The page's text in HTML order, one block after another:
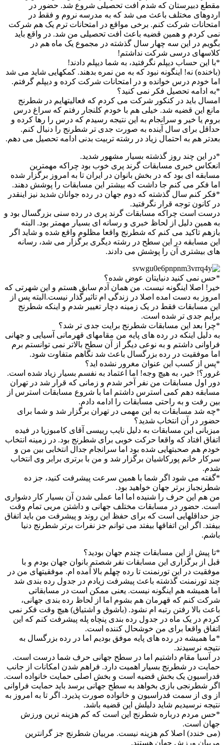
مقطع دبیرستان که شدم افت تحصیلی شروع شد. حضور در
اردوهای مختلف باعث می شد که به مدرسه نروم و فقط در
امتحانات شرکت کنم. برخی مواقع در امتحانات ترم یک هم شرکت
نمی کردم و همین قضیه باعث افت تحصیلی من شد. در واقع باید
بگویم در این سه چهار سال گذشته در مجموع یک ماه هم در
کلاسهای درسی شرکت نداشتم!
*با این حساب دیپلم نگرفتید، به شما دیپلم دادند!
(باخنده) نه! اینگونه نبود که به من نمره بدهند. کمکهایی شاید می شد
اما خودم درس خوانده و در امتحانات شرکت کرده و دیپلم گرفتم.
*به ادامه تحصیل فکر نمی کنید؟
امسال باید در کنکور شرکت می کردم که فعالیتهایم در شطرنج
مانع این قضیه شد. خیلی هم با خودم کلنجار رفتم که سراغ درس
بروم یا خیر و سرانجام به این نتیجه رسیدم که درس را رها کرده و
حداقل برای سال آینده به صورت جدی تر شطرنج را دنبال کنم.
بعدتر هم به احتمال زیاد در رشته تربیت بدنی ادامه تحصیل می دهم.
*در این چند روز گذشته بسیار مشهور شدید.
انعکاس خبری مسابقات گرند پری خوب بود چراکه مهمترین
مسابقه ای بود که در بخش بانوان در ایران تا به امروز برگزار شده
اما فکر می کنم جا داشت که بیشتر این مسابقات را پوشش دهند.
*فکر کنم سال گذشته که دوم جهان در رده جوانان شدید نیز اینقدر
در کانون توجه قرار نگرفتید.
درست است چراکه مسابقات گرند پری در رده سنی بزرگسال بود و
به همین دلیل از لحاظ خبری و رسانه ای بسیار مهمتر بود. البته
بازهم تاکید می کنم که شطرنج واقعا مظلوم واقع شده و شاید اگر
این مسابقه در این سطح در رشته دیگری برگزار می شد، رسانه
های بیشتری آن را پوشش می دادند.
*حس نمی کنید دنیایتان عوض شده؟
خیر! اصلا اینگونه نیست. من همان آدم سابق هستم و این شهرتی که
امروز به دست امده اصلا در زندگی ام تاثیرگذار نیست.البته پس از
این مسابقات فقط در یک زمینه دچار تغییر شدم و اینکه شطرنج
برایم جدی تر شده است.
*چرا بعد این مسابقات شطرنج برایت جدی تر شد؟
به دلیل اینکه در رده های پایه من مقامهای قهرمانی آسیایی و جهانی
فراوانی داشتم و به نوعی دیگر از آن سطح بالاتر نمی توانستم برم
اما موفقیت در رده بزرگسال باعث شد نگاهم متفاوت شود.
*پس از کسب این عنوان مغرور نشده اید؟
غرور؟! خیر، به هیچ وجه! اما اعتماد به نفسم بسیار زیاد شده است.
دور اول مسابقات من نفر آخر شدم و زمانی که قرار شد در تهران
مسابقه دهم کمی استرس داشتم اما با شروع مسابقات استرس از
بین رفت و به راحتی مسابقات را ادامه دادم.
*چه شد مسابقات به این مهمی در تهران برگزار شد و شما برای
حضور در آن انتخاب شدید؟
میزبانی این مسابقات به دلیل نایب رییسی آقای کامبوزیا در فیده
اتفاق افتاد که واقعا حرکت خوبی برای شطرنج بود. در زمینه انتخاب
خودم هم صحبتهایی شده بود اما سرانجام جدال انتخابی بین من و
سرکار خانم پورکاشیان برگزار شد و من با برتری برابر وی انتخاب
شدم.
*گفته می شود اگر شما با همین سرعت پیشرفت کنید، جز ده
شطرنجباز برتر جهان خواهید بود.
من هم این حرف را شنیده اما اما عملی شدن آن بسیار کار دشواری
است. حضور در مسابقات مختلف جهانی و داشتن مربی تمام وقت
جز حداقلهایی است که برای حفظ این روند و پیشرفت من باید اتفاق
بیفتد. اگر این اتفاقها بیفتد می توانم جز نفرات برتر شطرنج دنیا
باشم.
*تا پیش از این مسابقات چندم جهان بودید؟
قبل از برگزاری این مسابقات نفر شصتم بانوان جهان بودم و با
موفقیت در این تورنمنت تا رده چهلم بالا آمده ام. موفقیتهای من در
چند تورنمنت گذشته باعث پیشرفت زیادم در جدول رده بندی شد
اما همیشه هم اینگونه نیست. یعنی ممکن است در مسابقاتی
شرکت کنم که قهرمان هم بشوم اما از لحاظ رده بندی جهانی،
باعث بالا رفتن رتبه ام نشود. (باشوق و اشتیاق) هیچ وقت فکر نمی
کردم در یک ماه در جدول رده بندی پنچاه پله پیشرفت کنم که این
اتفاق واقعا برای من خوشحال کننده است.
*ما همیشه در رده های پایه موفق بودیم اما در رده بزرگسال به
نتیجه نرسیدند.
در آسیا مقام داشتیم اما در سطح جهانی حرف شما درست است.
حمایت در شطرنج بسیار اهمیت دارد. فراهم شدن امکانات از جانب
فدراسیون یک بخش قضیه است و بخش اصلی حمایت خانواده است.
اگر شطرنجی بازی بخواهد به سطح جهانی برسد باید حمایت فراوانی
از وی از سمت فدراسیون و خانواده صورت پذیرد. اگر تا به امروز به
نتیجه نرسیدیم شاید دلیلش این قضیه باشد.
*حس مردم درباره شطرنج این است که کم هزینه ترین ورزش
جهان است.
(می خندد) اصلا کم هزینه نیست. مربیان شطرنج جز گرانترین
مربیان ورزش جهان هستند.